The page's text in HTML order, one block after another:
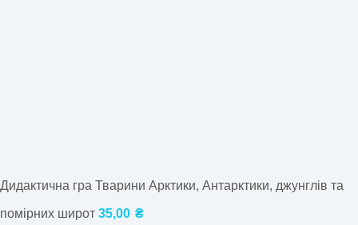
Дидактична гра Тварини Арктики, Антарктики, джунглів та
помірних широт 35,00 ₴